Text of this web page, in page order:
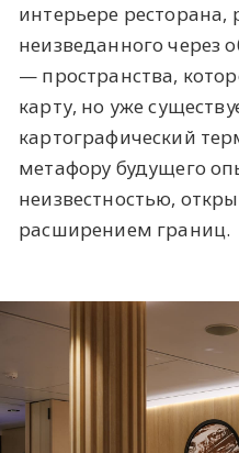
интерьере ресторана,
неизведанного через
— пространства,
карту, но уже
картографический
метафору будущего
неизвестностью,
расширением границ.